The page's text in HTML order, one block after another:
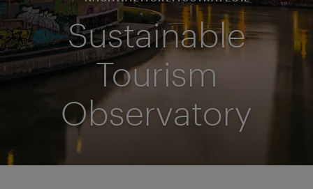
Sustainable
Tourism
Observatory